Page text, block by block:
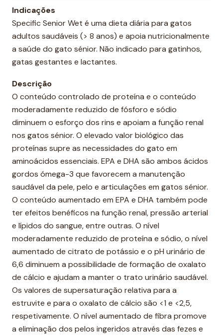
i
d
a
d
e
Indicações
Specific Senior Wet é uma dieta diária para gatos
adultos saudáveis (> 8 anos) e apoia nutricionalmente
a saúde do gato sénior. Não indicado para gatinhos,
gatas gestantes e lactantes.
Descrição
O conteúdo controlado de proteína e o conteúdo
moderadamente reduzido de fósforo e sódio
diminuem o esforço dos rins e apoiam a função renal
nos gatos sénior. O elevado valor biológico das
proteínas supre as necessidades do gato em
aminoácidos essenciais. EPA e DHA são ambos ácidos
gordos ómega-3 que favorecem a manutenção
saudável da pele, pelo e articulações em gatos sénior.
O conteúdo aumentado em EPA e DHA também pode
ter efeitos benéficos na função renal, pressão arterial
e lípidos do sangue, entre outras. O nível
moderadamente reduzido de proteína e sódio, o nível
aumentado de citrato de potássio e o pH urinário de
6,6 diminuem a possibilidade de formação de oxalato
de cálcio e ajudam a manter o trato urinário saudável.
Os valores de supersaturação relativa para a
estruvite e para o oxalato de cálcio são <1 e <2,5,
respetivamente. O nível aumentado de fibra promove
a eliminação dos pelos ingeridos através das fezes e